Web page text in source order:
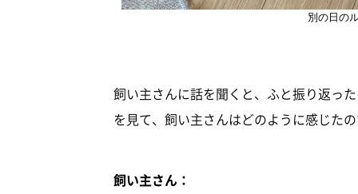
別の日の
飼い主さんに話を聞くと、ふと振り返っ
を見て、飼い主さんはどのように感じた
飼い主さん：